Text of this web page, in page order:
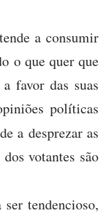
a consumir
o que quer que
favor das suas
políticas
a desprezar as
votantes são
tendencioso,